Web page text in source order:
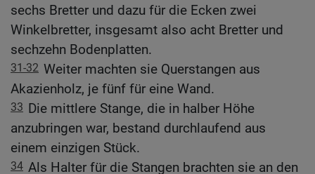
sechs Bretter und dazu für die Ecken zwei
Winkelbretter, insgesamt also acht Bretter und
sechzehn Bodenplatten.
31-32 Weiter machten sie Querstangen aus
Akazienholz, je fünf für eine Wand.
33 Die mittlere Stange, die in halber Höhe
anzubringen war, bestand durchlaufend aus
einem einzigen Stück.
34 Als Halter für die Stangen brachten sie an den